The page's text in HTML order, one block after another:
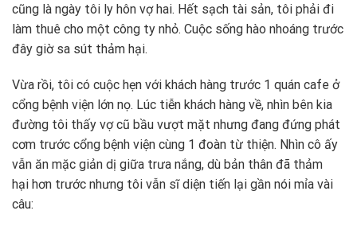
cũng là ngày tôi ly hôn vợ hai. Hết sạch tài sản, tôi phải đi
làm thuê cho một công ty nhỏ. Cuộc sống hào nhoáng trước
đây giờ sa sút thảm hại.
Vừa rồi, tôi có cuộc hẹn với khách hàng trước 1 quán cafe ở
cổng bệnh viện lớn nọ. Lúc tiễn khách hàng về, nhìn bên kia
đường tôi thấy vợ cũ bầu vượt mặt nhưng đang đứng phát
cơm trước cổng bệnh viện cùng 1 đoàn từ thiện. Nhìn cô ấy
vẫn ăn mặc giản dị giữa trưa nắng, dù bản thân đã thảm
hại hơn trước nhưng tôi vẫn sĩ diện tiến lại gần nói mỉa vài
câu: